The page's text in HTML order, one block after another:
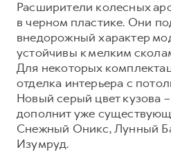
Расширители колесных
в черном пластике. Они
внедорожный характер
устойчивы к мелким
Для некоторых
отделка интерьера с
Новый серый цвет кузова
дополнит уже
Снежный Оникс, Лунный
Изумруд.